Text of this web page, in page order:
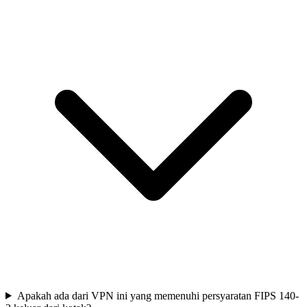
Apakah ada dari VPN ini yang memenuhi persyaratan FIPS 140-